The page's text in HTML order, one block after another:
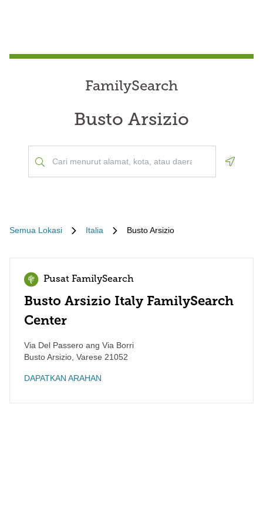
FamilySearch
Busto Arsizio
Semua Lokasi Italia Busto Arsizio
Pusat FamilySearch
Busto Arsizio Italy FamilySearch
Center
Via Del Passero ang Via Borri
Busto Arsizio Varese 21052
DAPATKAN ARAHAN